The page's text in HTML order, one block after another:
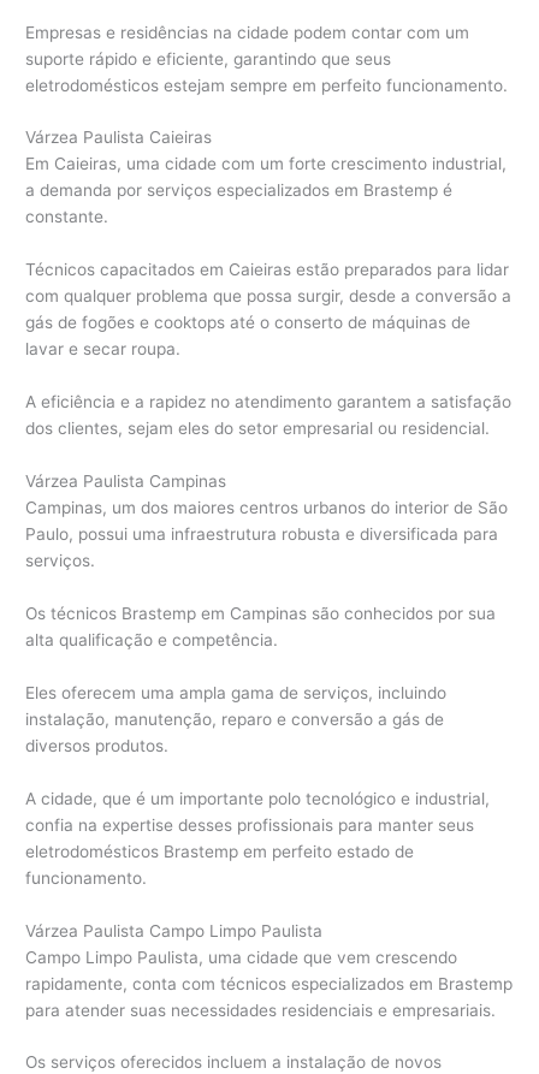
Empresas e residências na cidade podem contar com um
suporte rápido e eficiente, garantindo que seus
eletrodomésticos estejam sempre em perfeito funcionamento.
Várzea Paulista Caieiras
Em Caieiras, uma cidade com um forte crescimento industrial,
a demanda por serviços especializados em Brastemp é
constante.
Técnicos capacitados em Caieiras estão preparados para lidar
com qualquer problema que possa surgir, desde a conversão a
gás de fogões e cooktops até o conserto de máquinas de
lavar e secar roupa.
A eficiência e a rapidez no atendimento garantem a satisfação
dos clientes, sejam eles do setor empresarial ou residencial.
Várzea Paulista Campinas
Campinas, um dos maiores centros urbanos do interior de São
Paulo, possui uma infraestrutura robusta e diversificada para
serviços.
Os técnicos Brastemp em Campinas são conhecidos por sua
alta qualificação e competência.
Eles oferecem uma ampla gama de serviços, incluindo
instalação, manutenção, reparo e conversão a gás de
diversos produtos.
A cidade, que é um importante polo tecnológico e industrial,
confia na expertise desses profissionais para manter seus
eletrodomésticos Brastemp em perfeito estado de
funcionamento.
Várzea Paulista Campo Limpo Paulista
Campo Limpo Paulista, uma cidade que vem crescendo
rapidamente, conta com técnicos especializados em Brastemp
para atender suas necessidades residenciais e empresariais.
Os serviços oferecidos incluem a instalação de novos